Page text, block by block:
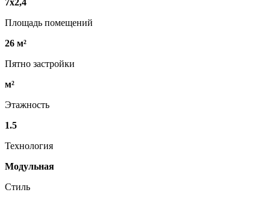
Площадь помещений
26 м²
Пятно застройки
м²
Этажность
1.5
Технология
Модульная
Стиль